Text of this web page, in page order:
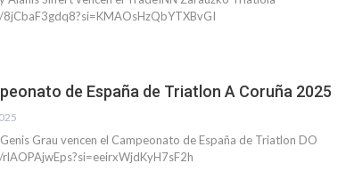
de España de Triatlon A Coruña 2025
Grau vencen el Campeonato de España de Triatlon DO